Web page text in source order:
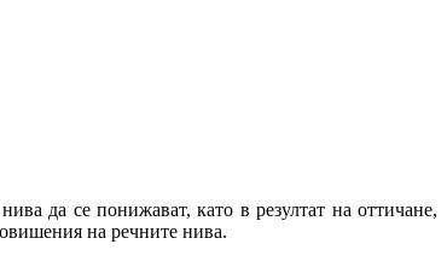
да се понижават, като в резултат на оттичане,
на речните нива.